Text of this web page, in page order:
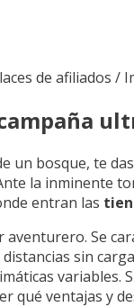
de afiliados /
un bosque, te
la inminente
entran las
aventurero. Se
sin
variables.
qué ventajas y